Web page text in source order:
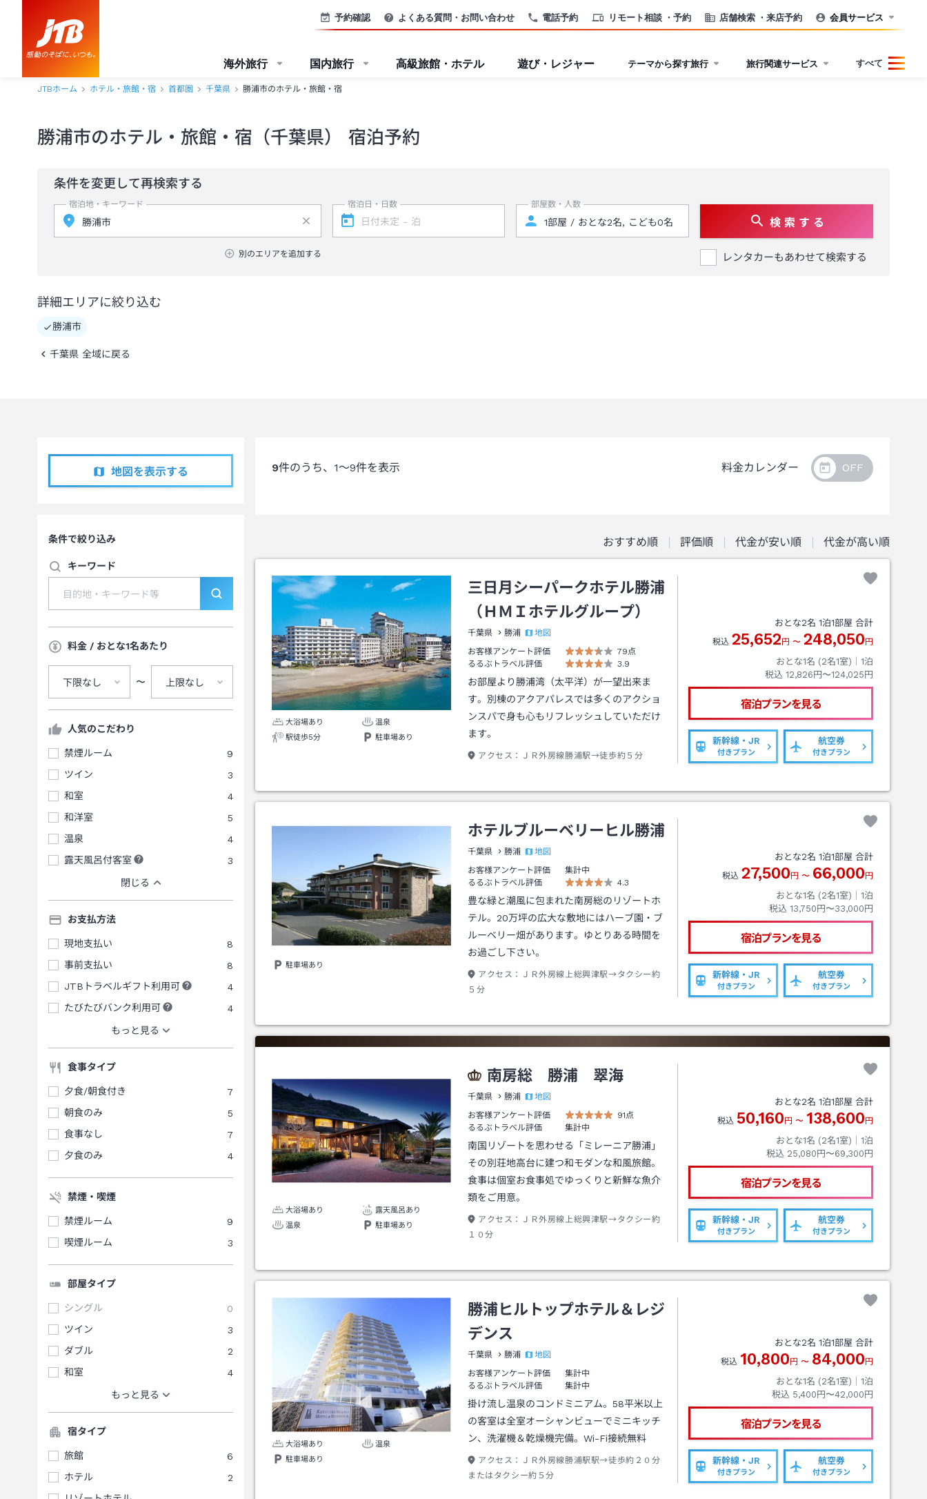
電話予約 リモート相談 ・予約 店舗検索 ・来店予約
予約確認 よくある質問・お問い合わせ 会員サービス
海外旅行 国内旅行 高級旅館・ホテル 遊び・レジャー テーマから探す旅行 旅行関連サービス すべて
JTBホーム ホテル・旅館・宿 首都圏 千葉県 勝浦市のホテル・旅館・宿
勝浦市のホテル・旅館・宿（千葉県） 宿泊予約
条件を変更して再検索する
宿泊地・キーワード
別のエリアを追加する
宿泊日・日数 部屋数・人数
検 索 す る
レンタカーもあわせて検索する
詳細エリアに絞り込む
勝浦市
千葉県 全域に戻る
地図を表示する
条件で絞り込み
キーワード
料金 / おとな1名あたり
下限なし 〜 上限なし
人気のこだわり
禁煙ルーム
9
ツイン
3
和室
4
和洋室
5
温泉
4
露天風呂付客室
3
閉じる
お支払方法
現地支払い
8
事前支払い
8
JTBトラベルギフト利用可
4
たびたびバンク利用可
4
もっと見る
食事タイプ
夕食/朝食付き
7
朝食のみ
5
食事なし
7
夕食のみ
4
禁煙・喫煙
禁煙ルーム
9
喫煙ルーム
3
部屋タイプ
シングル
0
ツイン
3
ダブル
2
和室
4
もっと見る
宿タイプ
旅館
6
ホテル
2
9件のうち、 1～9件を表示 料金カレンダー
おすすめ順 評価順 代金が安い順 代金が高い順
大浴場あり
温泉
駅徒歩5分
駐車場あり
三日月シーパークホテル勝浦
（ＨＭＩホテルグループ）
千葉県 勝浦
地図
お客様アンケート評価
79点
るるぶトラベル評価
3.9
お部屋より勝浦湾（太平洋）が一望出来ま
す。別棟のアクアパレスでは多くのアクショ
ンスパで身も心もリフレッシュしていただけ
ます。
アクセス： ＪＲ外房線勝浦駅→徒歩約５分
おとな2名 1泊1部屋 合計
税込 25,652 円 〜 248,050 円
おとな1名 (2名1室)｜ 1泊
税込 12,826円〜124,025円
宿泊プランを見る
新幹線・JR
付きプラン
航空券
付きプラン
駐車場あり
ホテルブルーベリーヒル勝浦
千葉県 勝浦
地図
お客様アンケート評価
集計中
るるぶトラベル評価
4.3
豊な緑と潮風に包まれた南房総のリゾートホ
テル。20万坪の広大な敷地にはハーブ園・ブ
ルーベリー畑があります。ゆとりある時間を
お過ごし下さい。
アクセス：
ＪＲ外房線上総興津駅→タクシー約
５分
おとな2名 1泊1部屋 合計
税込 27,500 円 〜 66,000 円
おとな1名 (2名1室)｜ 1泊
税込 13,750円〜33,000円
宿泊プランを見る
新幹線・JR
付きプラン
航空券
付きプラン
大浴場あり
露天風呂あり
温泉
駐車場あり
南房総 勝浦 翠海
千葉県 勝浦
地図
お客様アンケート評価
91点
るるぶトラベル評価
集計中
南国リゾートを思わせる「ミレーニア勝浦」
その別荘地高台に建つ和モダンな和風旅館。
食事は個室お食事処でゆっくりと新鮮な魚介
類をご用意。
アクセス：
ＪＲ外房線上総興津駅→タクシー約
１０分
おとな2名 1泊1部屋 合計
税込 50,160 円 〜 138,600 円
おとな1名 (2名1室)｜ 1泊
税込 25,080円〜69,300円
宿泊プランを見る
新幹線・JR
付きプラン
航空券
付きプラン
大浴場あり
温泉
駐車場あり
勝浦ヒルトップホテル＆レジ
デンス
千葉県 勝浦
地図
お客様アンケート評価
集計中
るるぶトラベル評価
集計中
掛け流し温泉のコンドミニアム。58平米以上
の客室は全室オーシャンビューでミニキッチ
ン、洗濯機＆乾燥機完備。Wi-Fi接続無料
アクセス：
ＪＲ外房線勝浦駅駅→徒歩約２０分
またはタクシー約５分
おとな2名 1泊1部屋 合計
税込 10,800 円 〜 84,000 円
おとな1名 (2名1室)｜ 1泊
税込 5,400円〜42,000円
宿泊プランを見る
新幹線・JR
付きプラン
航空券
付きプラン